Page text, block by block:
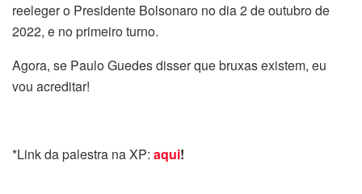
reeleger o Presidente Bolsonaro no dia 2 de outubro de
2022, e no primeiro turno.
Agora, se Paulo Guedes disser que bruxas existem, eu
vou acreditar!
*Link da palestra na XP: aqui!